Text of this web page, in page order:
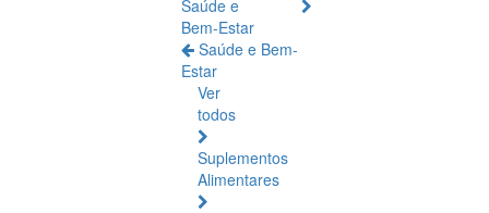
Saúde e
Bem-Estar
Saúde e Bem-
Estar
Ver
todos
Suplementos
Alimentares